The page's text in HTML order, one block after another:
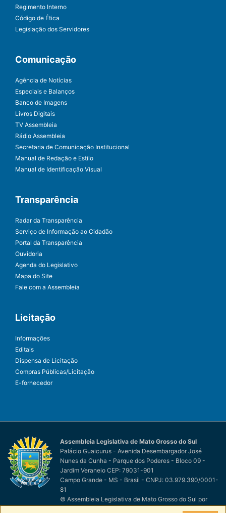
Regimento Interno
Código de Ética
Legislação dos Servidores
Comunicação
Agência de Notícias
Especiais e Balanços
Banco de Imagens
Livros Digitais
TV Assembleia
Rádio Assembleia
Secretaria de Comunicação Institucional
Manual de Redação e Estilo
Manual de Identificação Visual
Transparência
Radar da Transparência
Serviço de Informação ao Cidadão
Portal da Transparência
Ouvidoria
Agenda do Legislativo
Mapa do Site
Fale com a Assembleia
Licitação
Informações
Editais
Dispensa de Licitação
Compras Públicas/Licitação
E-fornecedor
Assembleia Legislativa de Mato Grosso do Sul
Palácio Guaicurus - Avenida Desembargador José
Nunes da Cunha - Parque dos Poderes - Bloco 09 -
Jardim Veraneio CEP: 79031-901
Campo Grande - MS - Brasil - CNPJ: 03.979.390/0001-
81
© Assembleia Legislativa de Mato Grosso do Sul por